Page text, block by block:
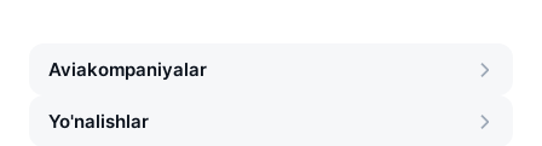
Aviakompaniyalar
Yo'nalishlar